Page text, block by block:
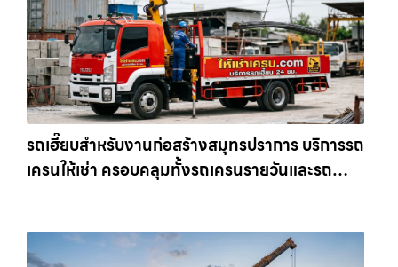
รถเฮี๊ยบสำหรับงานก่อสร้างสมุทรปราการ บริการรถ
เครนให้เช่า ครอบคลุมทั้งรถเครนรายวันและรถ